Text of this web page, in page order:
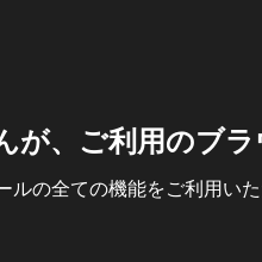
が、ご利用のブ
ルの全ての機能をご利用い